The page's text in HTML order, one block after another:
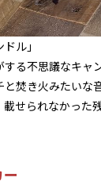
ル」
る不思議なキャ
焚き火みたいな
載せられなかった